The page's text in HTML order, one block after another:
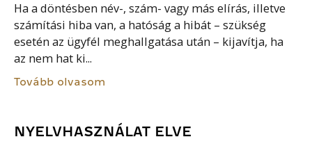
Ha a döntésben név-, szám- vagy más elírás, illetve
számítási hiba van, a hatóság a hibát – szükség
esetén az ügyfél meghallgatása után – kijavítja, ha
az nem hat ki...
Tovább olvasom
NYELVHASZNÁLAT ELVE